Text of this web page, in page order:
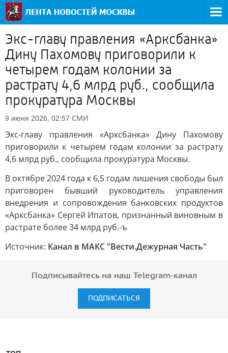
Экс-главу правления «Арксбанка»
Дину Пахомову приговорили к
четырем годам колонии за
растрату 4,6 млрд руб., сообщила
прокуратура Москвы
9 июня 2026, 02:57 СМИ
Экс-главу правления «Арксбанка» Дину Пахомову
приговорили к четырем годам колонии за растрату
4,6 млрд руб., сообщила прокуратура Москвы.
В октябре 2024 года к 6,5 годам лишения свободы был
приговорен бывший руководитель управления
внедрения и сопровождения банковских продуктов
«Арксбанка» Сергей Ипатов, признанный виновным в
растрате более 34 млрд руб.-ъ
Источник: Канал в МАКС "Вести.Дежурная Часть"
Подписывайтесь на наш Telegram-канал
ПОДПИСАТЬСЯ